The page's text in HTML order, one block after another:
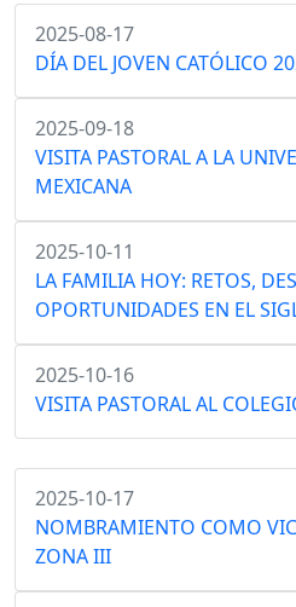
2025-08-17
DÍA DEL JOVEN CATÓLICO
2025-09-18
VISITA PASTORAL A LA
MEXICANA
2025-10-11
LA FAMILIA HOY: RETOS,
OPORTUNIDADES EN EL
2025-10-16
VISITA PASTORAL AL
2025-10-17
NOMBRAMIENTO COMO
ZONA III